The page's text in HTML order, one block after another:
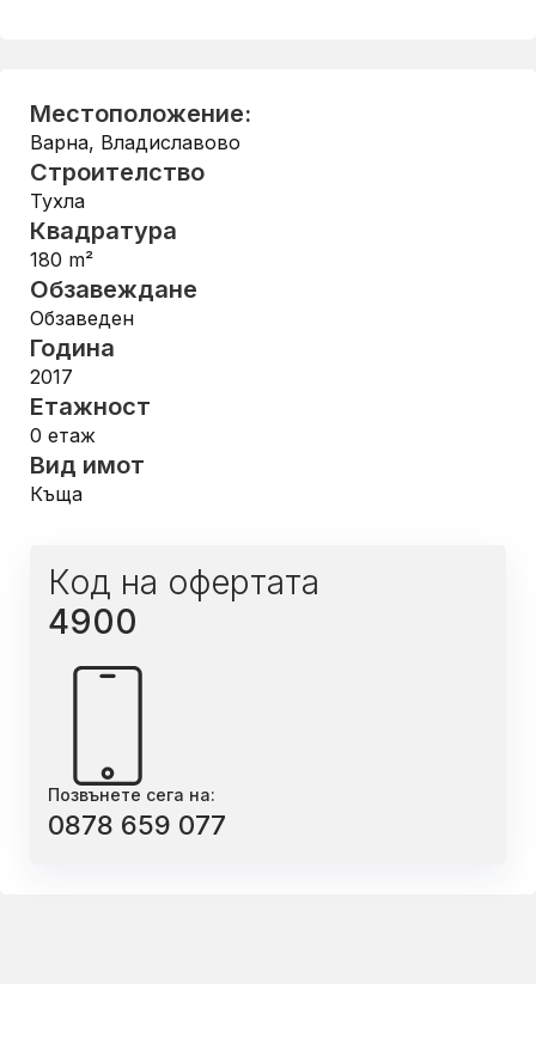
Местоположение:
Варна, Владиславово
Строителство
Тухла
Квадратура
180 m²
Обзавеждане
Обзаведен
Година
2017
Етажност
0 етаж
Вид имот
Къща
Код на офертата
4900
Позвънете сега на:
0878 659 077